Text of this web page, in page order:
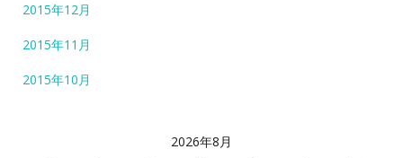
2015年12月
2015年11月
2015年10月
2026年8月